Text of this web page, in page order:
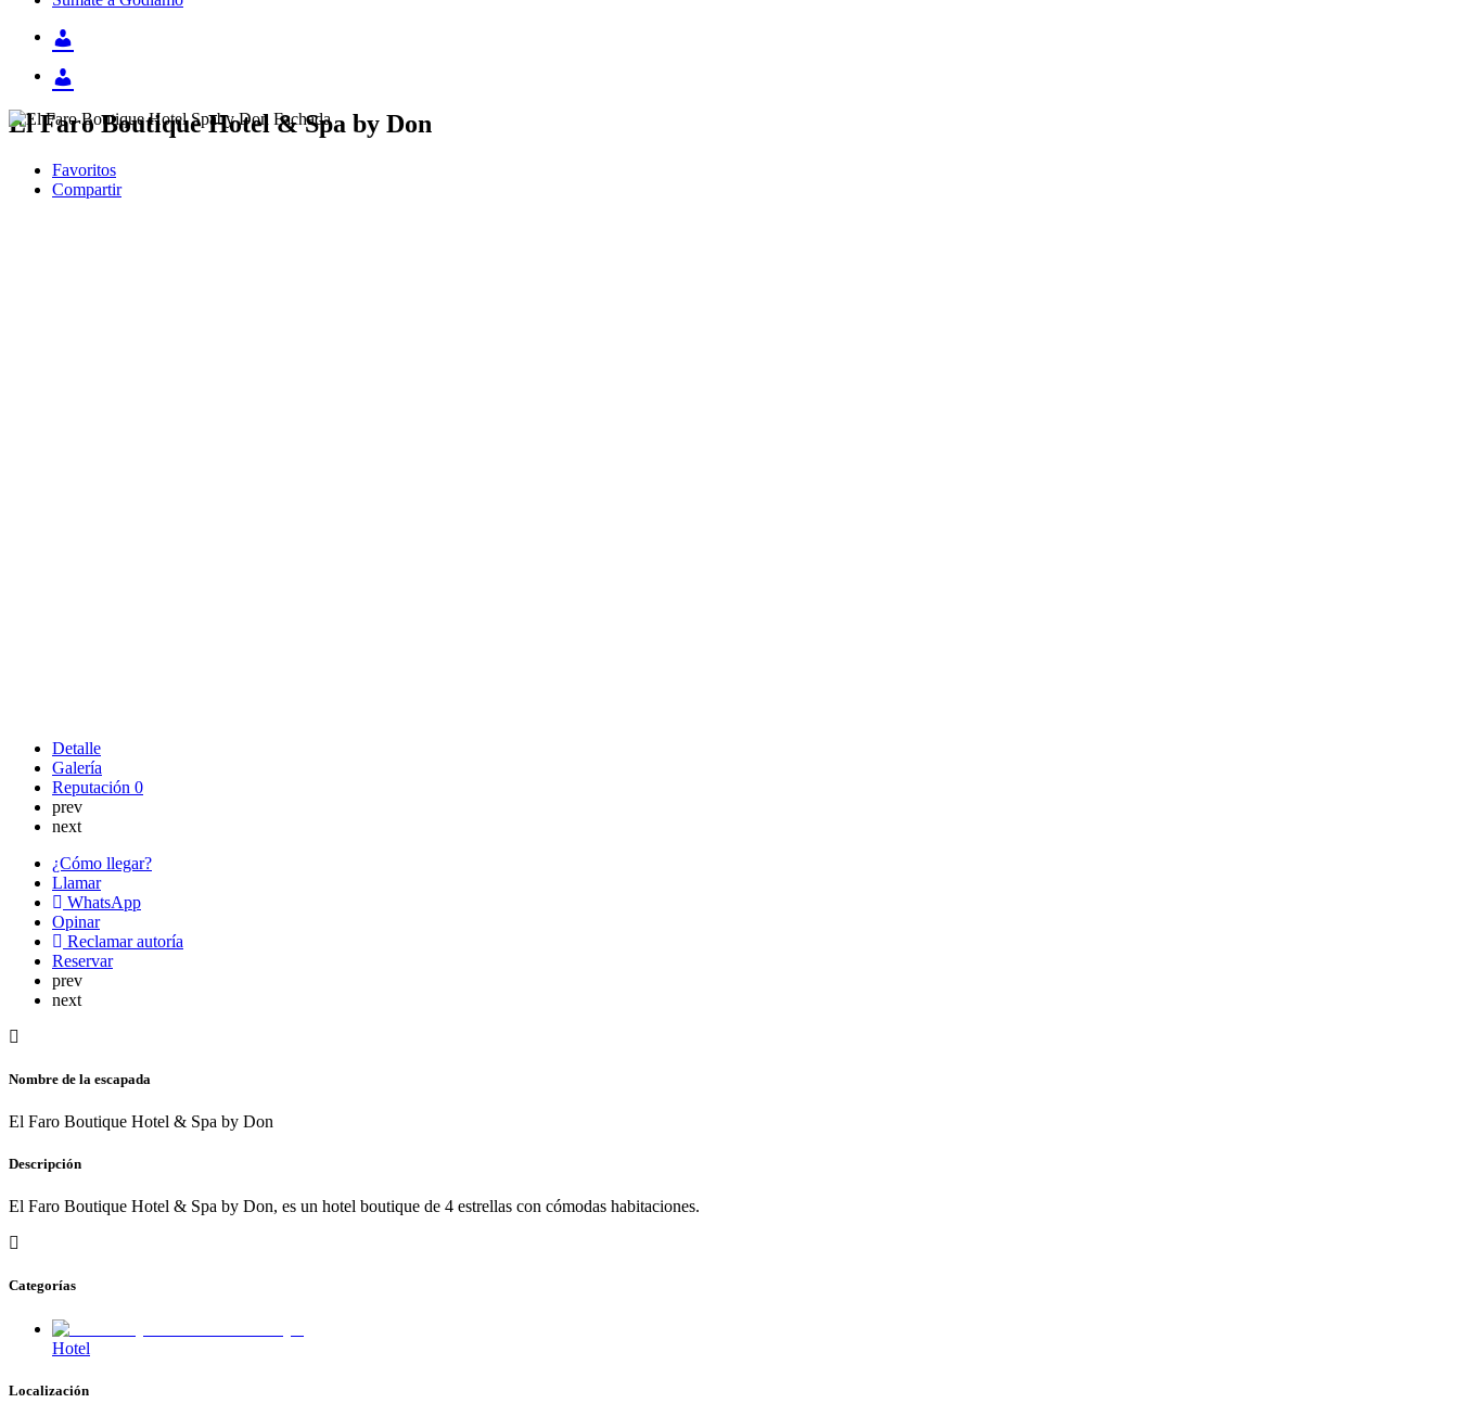
El Faro Boutique Hotel & Spa by Don
Favoritos
Compartir
Detalle
Galería
Reputación 0
prev
next
¿Cómo llegar?
Llamar
WhatsApp
Opinar
Reclamar autoría
Reservar
prev
next
Nombre de la escapada
El Faro Boutique Hotel & Spa by Don
Descripción
El Faro Boutique Hotel & Spa by Don, es un hotel boutique de 4 estrellas con cómodas habitaciones.
Categorías
Hotel
Localización